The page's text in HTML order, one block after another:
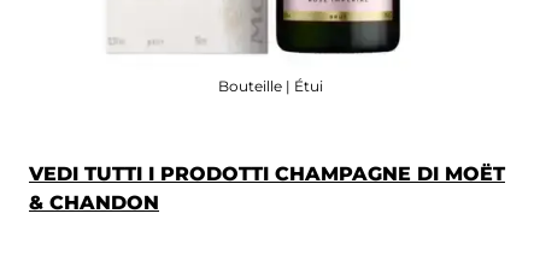
Bouteille | Étui
VEDI TUTTI I PRODOTTI CHAMPAGNE DI MOËT
& CHANDON